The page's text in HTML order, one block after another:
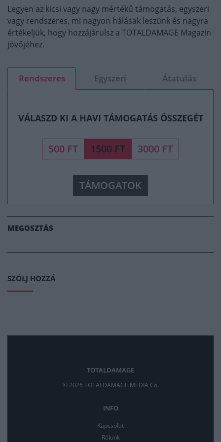
Legyen az kicsi vagy nagy mértékű támogatás, egyszeri
vagy rendszeres, mi nagyon hálásak leszünk és nagyra
értékeljük, hogy hozzájárulsz a TOTALDAMAGE Magazin
jövőjéhez.
Rendszeres Egyszeri Átatulás
VÁLASZD KI A HAVI TÁMOGATÁS ÖSSZEGÉT
500 FT 1500 FT 3000 FT
TÁMOGATOK
MEGOSZTÁS
SZÓLJ HOZZÁ
TOTALDAMAGE
© 2026 TOTALDAMAGE MEDIA Co.
INFO
Kapcsolat
Rólunk